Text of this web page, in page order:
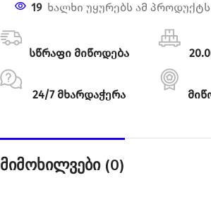
19 ხალხი უყურებს ამ
სწრაფი მიწოდება
24/7 მხარდაჭერა
მიმოხილვები (0)